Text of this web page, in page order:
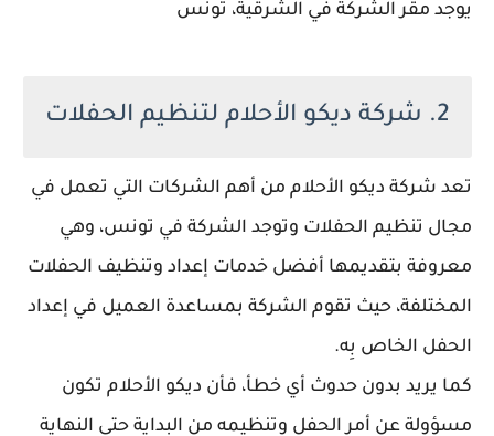
يوجد مقر الشركة في الشرقية، تونس
2. شركة ديكو الأحلام لتنظيم الحفلات
تعد شركة ديكو الأحلام من أهم الشركات التي تعمل في
مجال تنظيم الحفلات وتوجد الشركة في تونس، وهي
معروفة بتقديمها أفضل خدمات إعداد وتنظيف الحفلات
المختلفة، حيث تقوم الشركة بمساعدة العميل في إعداد
الحفل الخاص بِه.
كما يريد بدون حدوث أي خطأ، فأن ديكو الأحلام تكون
مسؤولة عن أمر الحفل وتنظيمه من البداية حتى النهاية